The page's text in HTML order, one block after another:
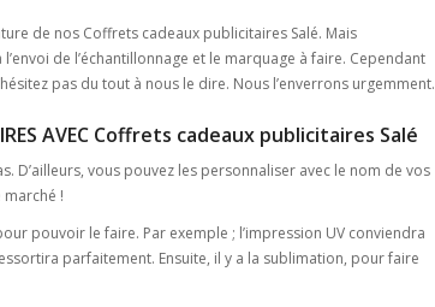
de nos Coffrets cadeaux publicitaires Salé. Mais
de l’échantillonnage et le marquage à faire. Cependant
pas du tout à nous le dire. Nous l’enverrons urgemment.
AVEC Coffrets cadeaux publicitaires Salé
D’ailleurs, vous pouvez les personnaliser avec le nom de vos
!
pouvoir le faire. Par exemple ; l’impression UV conviendra
parfaitement. Ensuite, il y a la sublimation, pour faire